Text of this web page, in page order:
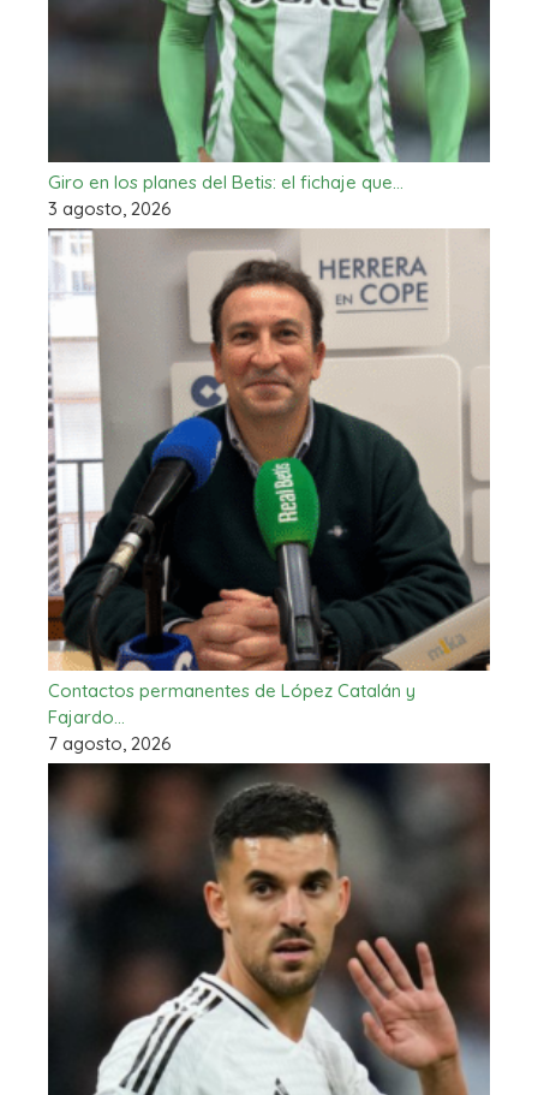
Giro en los planes del Betis: el fichaje que…
3 agosto, 2026
Contactos permanentes de López Catalán y
Fajardo…
7 agosto, 2026